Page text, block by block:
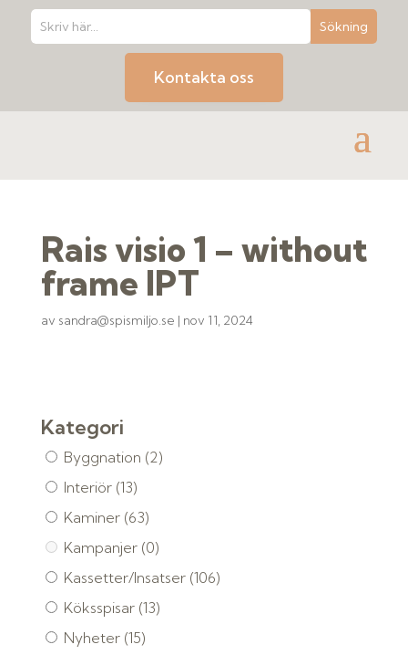
Kontakta oss
Rais visio 1 – without
frame IPT
av sandra@spismiljo.se | nov 11, 2024
Kategori
Byggnation (2)
Interiör (13)
Kaminer (63)
Kampanjer (0)
Kassetter/Insatser (106)
Köksspisar (13)
Nyheter (15)